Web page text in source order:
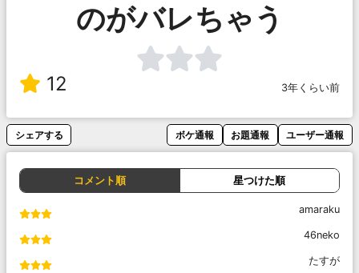
のがバレちゃう
12 3年くらい前
シェアする ボケ通報 お題通報 ユーザー通報
コメント順 星つけた順
amaraku
46neko
たすが